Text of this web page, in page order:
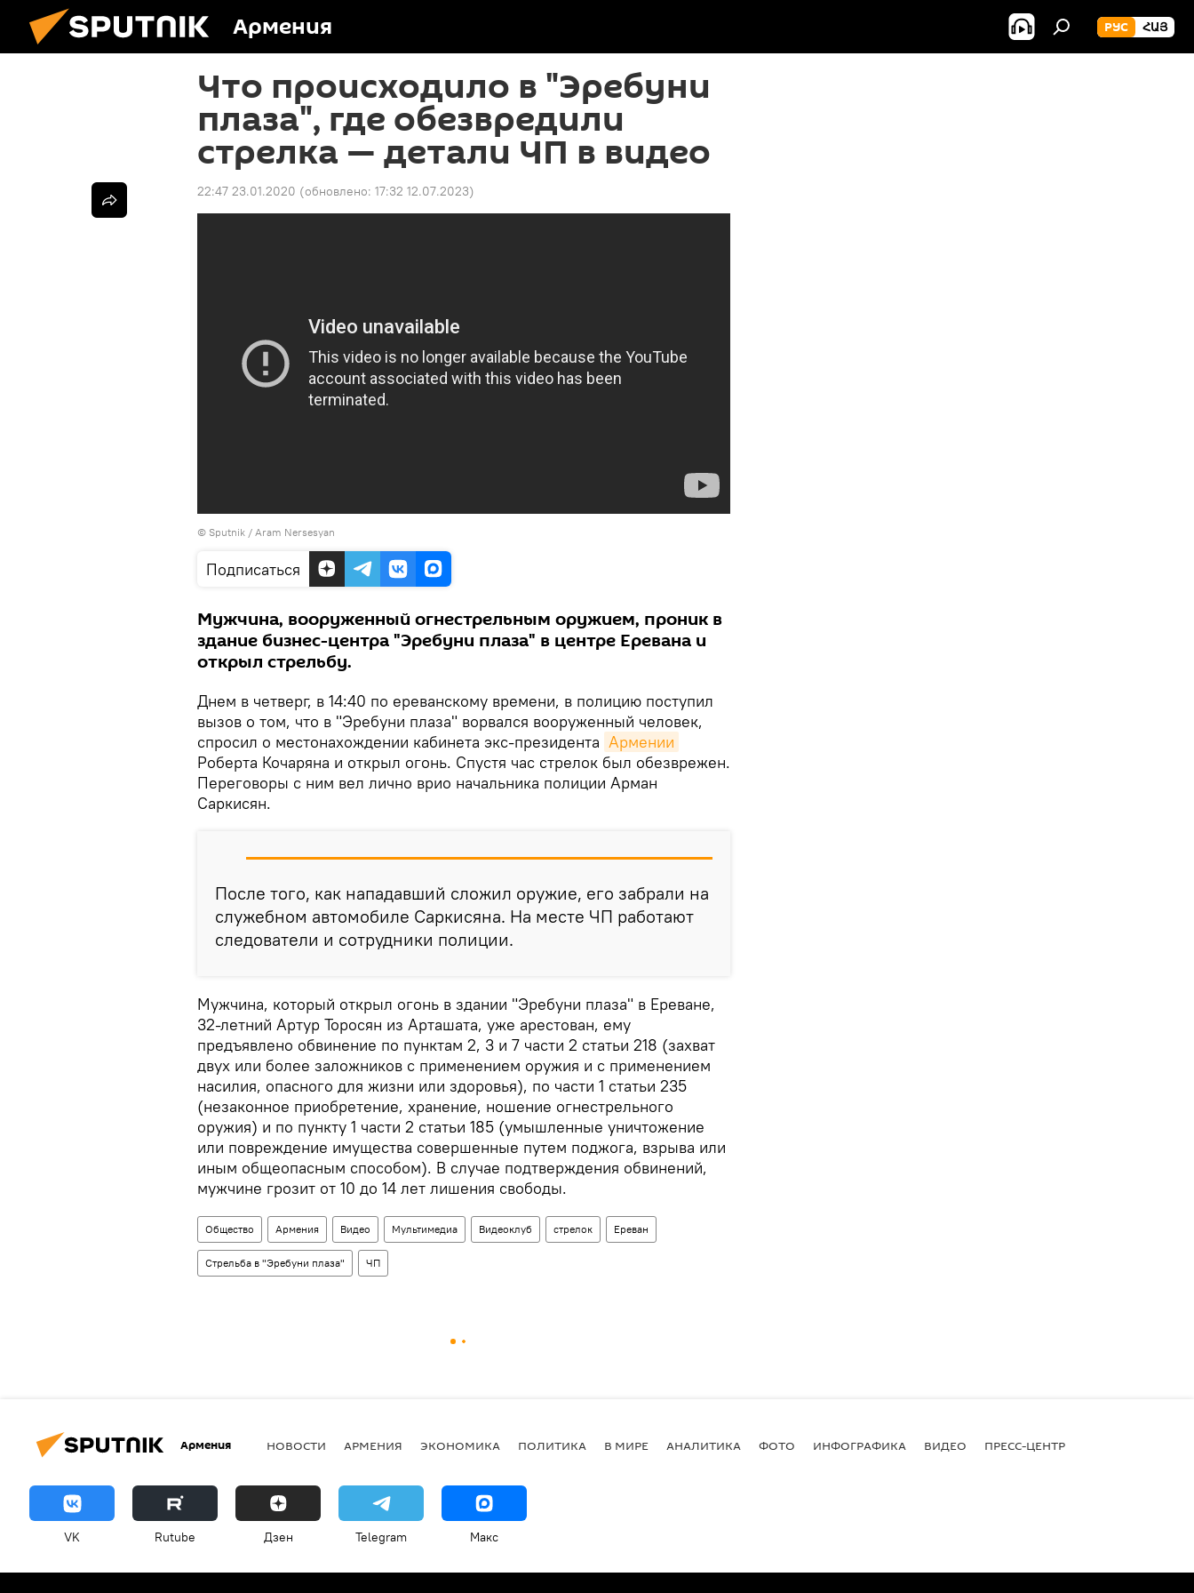
Армения РУС ՀԱՅ
Что происходило в "Эребуни
плаза", где обезвредили
стрелка — детали ЧП в видео
22:47 23.01.2020 (обновлено: 17:32 12.07.2023)
© Sputnik / Aram Nersesyan
Подписаться
Мужчина, вооруженный огнестрельным оружием, проник в
здание бизнес-центра "Эребуни плаза" в центре Еревана и
открыл стрельбу.
Днем в четверг, в 14:40 по ереванскому времени, в полицию поступил
вызов о том, что в "Эребуни плаза" ворвался вооруженный человек,
спросил о местонахождении кабинета экс-президента Армении
Роберта Кочаряна и открыл огонь. Спустя час стрелок был обезврежен.
Переговоры с ним вел лично врио начальника полиции Арман
Саркисян.
После того, как нападавший сложил оружие, его забрали на
служебном автомобиле Саркисяна. На месте ЧП работают
следователи и сотрудники полиции.
Мужчина, который открыл огонь в здании "Эребуни плаза" в Ереване,
32-летний Артур Торосян из Арташата, уже арестован, ему
предъявлено обвинение по пунктам 2, 3 и 7 части 2 статьи 218 (захват
двух или более заложников с применением оружия и с применением
насилия, опасного для жизни или здоровья), по части 1 статьи 235
(незаконное приобретение, хранение, ношение огнестрельного
оружия) и по пункту 1 части 2 статьи 185 (умышленные уничтожение
или повреждение имущества совершенные путем поджога, взрыва или
иным общеопасным способом). В случае подтверждения обвинений,
мужчине грозит от 10 до 14 лет лишения свободы.
Общество Армения Видео Мультимедиа Видеоклуб стрелок Ереван
Стрельба в "Эребуни плаза" ЧП
Армения НОВОСТИ АРМЕНИЯ ЭКОНОМИКА ПОЛИТИКА В МИРЕ АНАЛИТИКА ФОТО ИНФОГРАФИКА ВИДЕО ПРЕСС-ЦЕНТР
VK Rutube Дзен Telegram Макс